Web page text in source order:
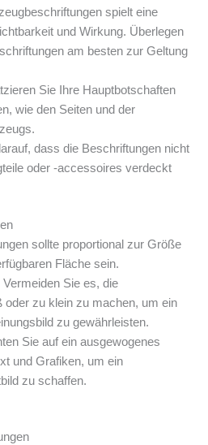
spielt eine
und Wirkung. Überlegen
am besten zur Geltung
Sie Ihre Hauptbotschaften
wie den Seiten und der
dass die Beschriftungen nicht
oder -accessoires verdeckt
sollte proportional zur Größe
Fläche sein.
Vermeiden Sie es, die
oder zu klein zu machen, um ein
zu gewährleisten.
Sie auf ein ausgewogenes
und Grafiken, um ein
zu schaffen.